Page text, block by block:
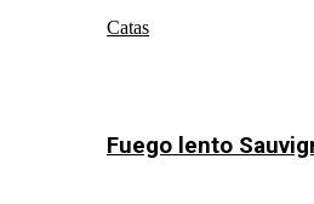
Catas
Fuego lento